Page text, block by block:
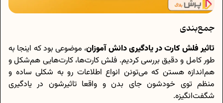
جمع‌بندی
تاثیر فلش کارت در یادگیری دانش آموزان، موضوعی بود که اینجا به
طور کامل و دقیق بررسی کردیم. فلش کارت‌ها، کارت‌هایی هم‌شکل و
هم‌اندازه هستن که می‌تونن انواع اطلاعات رو به شکلی ساده و
منظم توی خودشون جای بدن و واقعا تاثیرشون در یادگیری
شگفت‌انگیزه.